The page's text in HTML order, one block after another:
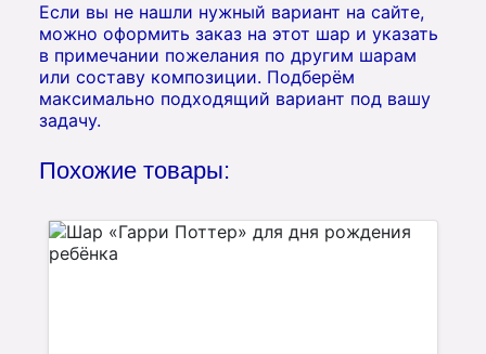
Если вы не нашли нужный вариант на сайте,
можно оформить заказ на этот шар и указать
в примечании пожелания по другим шарам
или составу композиции. Подберём
максимально подходящий вариант под вашу
задачу.
Похожие товары: